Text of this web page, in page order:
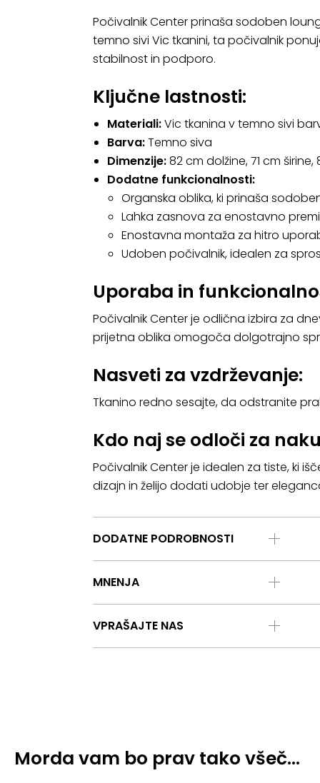
Počivalnik Center prinaša sodoben
temno sivi Vic tkanini, ta počivalnik
stabilnost in podporo.
Ključne lastnosti:
Materiali:Vic tkanina v temno sivi
Barva:Temno siva
Dimenzije:82 cm dolžine, 71 cm širine,
Dodatne funkcionalnosti:
Organska oblika, ki prinaša
Lahka zasnova za enostavno
Enostavna montaža za hitro
Udoben počivalnik, idealen za
Uporaba in
Počivalnik Center je odlična izbira za
prijetna oblika omogoča dolgotrajno
Nasveti za vzdrževanje:
Tkanino redno sesajte, da odstranite
Kdo naj se odloči za
Počivalnik Center je idealen za tiste, ki
dizajn in želijo dodati udobje ter
DODATNE PODROBNOSTI
MNENJA
VPRAŠAJTE NAS
Morda vam bo prav tako všeč…